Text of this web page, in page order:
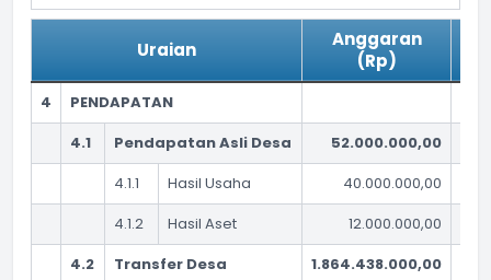
Uraian
Anggaran
(Rp)
4
PENDAPATAN
4.1
Pendapatan Asli Desa 52.000.000,00
4.1.1
Hasil Usaha
40.000.000,00
4.1.2
Hasil Aset
12.000.000,00
4.2
Transfer Desa 1.864.438.000,00